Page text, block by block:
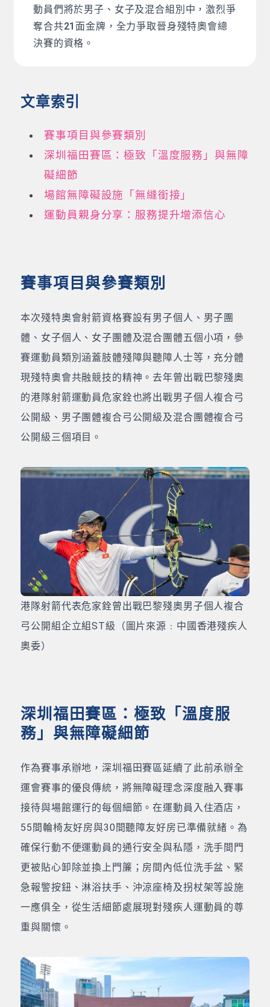
動員們將於男子、女子及混合組別中，激烈爭
奪合共21面金牌，全力爭取晉身殘特奧會總
決賽的資格。
文章索引
賽事項目與參賽類別
深圳福田賽區：極致「溫度服務」與無障
礙細節
場館無障礙設施「無縫銜接」
運動員親身分享：服務提升增添信心
賽事項目與參賽類別
本次殘特奧會射箭資格賽設有男子個人、男子團
體、女子個人、女子團體及混合團體五個小項，參
賽運動員類別涵蓋肢體殘障與聽障人士等，充分體
現殘特奧會共融競技的精神。去年曾出戰巴黎殘奧
的港隊射箭運動員危家銓也將出戰男子個人複合弓
公開級、男子團體複合弓公開級及混合團體複合弓
公開級三個項目。
港隊射箭代表危家銓曾出戰巴黎殘奧男子個人複合
弓公開組企立組ST級（圖片來源﹕中國香港殘疾人
奧委）
深圳福田賽區：極致「溫度服
務」與無障礙細節
作為賽事承辦地，深圳福田賽區延續了此前承辦全
運會賽事的優良傳統，將無障礙理念深度融入賽事
接待與場館運行的每個細節。在運動員入住酒店，
55間輪椅友好房與30間聽障友好房已準備就緒。為
確保行動不便運動員的通行安全與私隱，洗手間門
更被貼心卸除並換上門簾；房間內低位洗手盆、緊
急報警按鈕、淋浴扶手、沖涼座椅及拐杖架等設施
一應俱全，從生活細節處展現對殘疾人運動員的尊
重與關懷。